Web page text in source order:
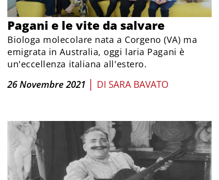
Pagani e le vite da salvare
Biologa molecolare nata a Corgeno (VA) ma
emigrata in Australia, oggi laria Pagani è
un'eccellenza italiana all'estero.
26 Novembre 2021 | DI SARA BAVATO